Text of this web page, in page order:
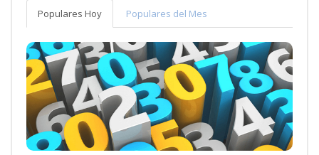
Populares Hoy Populares del Mes